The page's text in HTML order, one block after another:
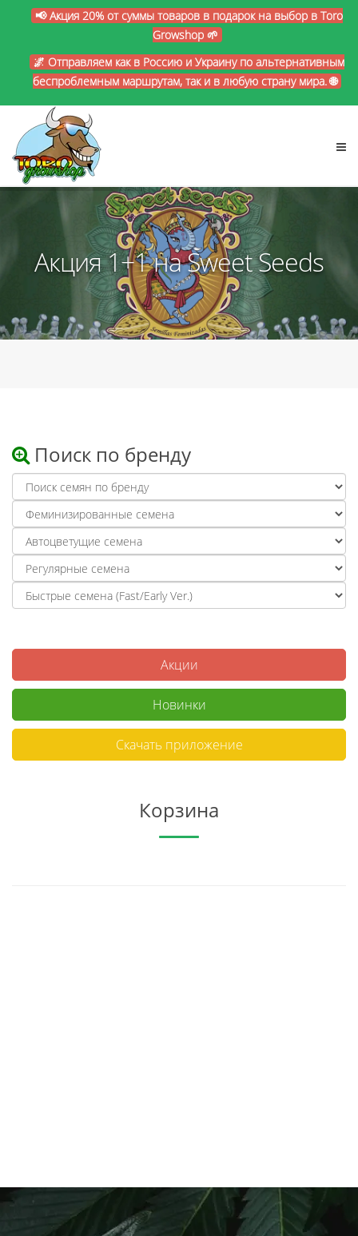
📢 Акция 20% от суммы товаров в подарок на выбор в Toro
Growshop 🌱
🌌 Отправляем как в Россию и Украину по альтернативным
беспроблемным маршрутам, так и в любую страну мира. 🌐
Акция 1+1 на Sweet Seeds
Поиск по бренду
Акции
Новинки
Скачать приложение
Корзина